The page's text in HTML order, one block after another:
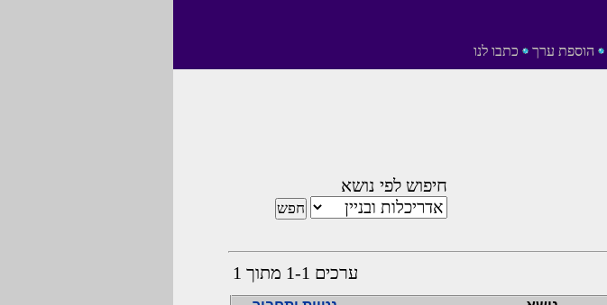
הוספת ערך כתבו לנו
חיפוש לפי נושא
ערכים 1-1 מתוך 1